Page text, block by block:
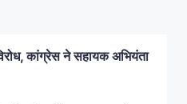
कांग्रेस ने सहायक अभियंता